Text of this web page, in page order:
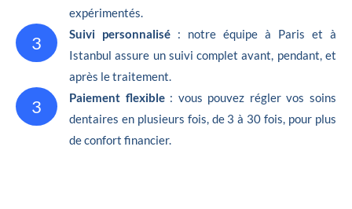
expérimentés.
3 Suivi personnalisé : notre équipe à Paris et à
Istanbul assure un suivi complet avant, pendant, et
après le traitement.
3 Paiement flexible: vous pouvez régler vos soins
dentaires en plusieurs fois, de 3 à 30 fois, pour plus
de confort financier.